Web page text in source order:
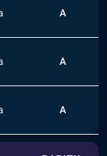
A
A
A